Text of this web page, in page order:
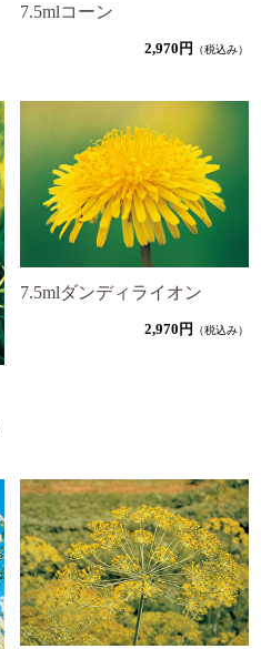
7.5mlコーン
2,970円 （税込み）
7.5mlダンディライオン
2,970円 （税込み）